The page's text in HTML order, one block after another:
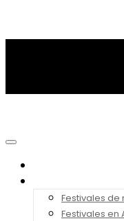
Festivales de
Festivales en